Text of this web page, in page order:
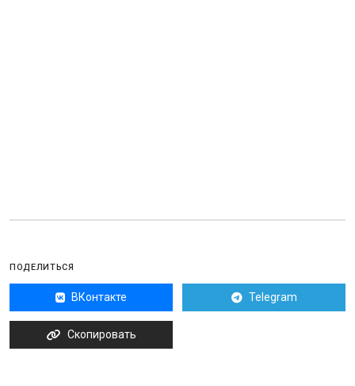
ПОДЕЛИТЬСЯ
ВКонтакте Telegram
Скопировать